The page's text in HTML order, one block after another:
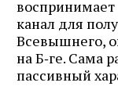
канал для
Всевышнего,
на Б‑ге. Сама
пассивный